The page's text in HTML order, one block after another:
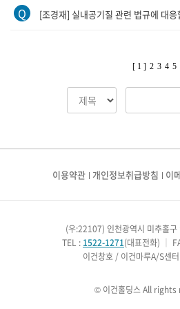
Q [조경재] 실내공기질 관련 법규에 대
[ 1 ] 2 3 4 5
이용약관 개인정보취급방침 이
(우:22107) 인천광역시 미추홀
TEL : 1522-1271(대표전화)
이건창호 / 이건마루A/S센
© 이건홀딩스 All